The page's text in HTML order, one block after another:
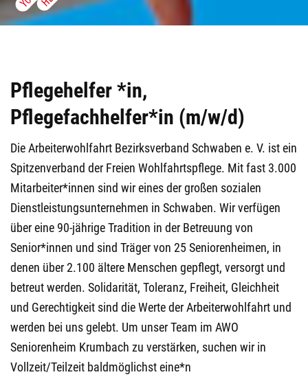
Pflegehelfer *in,
Pflegefachhelfer*in (m/w/d)
Die Arbeiterwohlfahrt Bezirksverband Schwaben e. V. ist ein
Spitzenverband der Freien Wohlfahrtspflege. Mit fast 3.000
Mitarbeiter*innen sind wir eines der großen sozialen
Dienstleistungsunternehmen in Schwaben. Wir verfügen
über eine 90-jährige Tradition in der Betreuung von
Senior*innen und sind Träger von 25 Seniorenheimen, in
denen über 2.100 ältere Menschen gepflegt, versorgt und
betreut werden. Solidarität, Toleranz, Freiheit, Gleichheit
und Gerechtigkeit sind die Werte der Arbeiterwohlfahrt und
werden bei uns gelebt. Um unser Team im AWO
Seniorenheim Krumbach zu verstärken, suchen wir in
Vollzeit/Teilzeit baldmöglichst eine*n